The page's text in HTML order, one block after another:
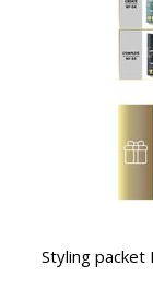
Styling